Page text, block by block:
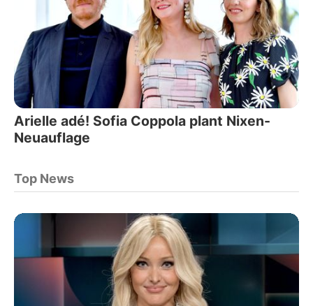
Arielle adé! Sofia Coppola plant Nixen-
Neuauflage
Top News